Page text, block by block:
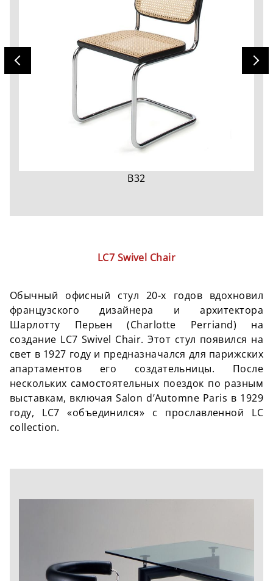
B32
LC7 Swivel Chair
Обычный офисный стул 20-х годов вдохновил
французского дизайнера и архитектора
Шарлотту Перьен (Charlotte Perriand) на
создание LC7 Swivel Chair. Этот стул появился на
свет в 1927 году и предназначался для парижских
апартаментов его создательницы. После
нескольких самостоятельных поездок по разным
выставкам, включая Salon d’Automne Paris в 1929
году, LC7 «объединился» с прославленной LC
collection.